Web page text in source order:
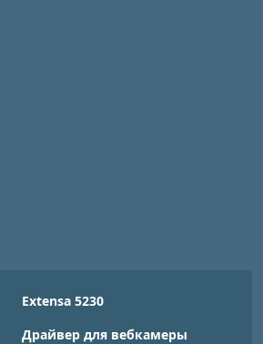
Extensa 5230
Драйвер для вебкамеры